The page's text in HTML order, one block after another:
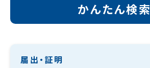
かんたん検索
届出・証明